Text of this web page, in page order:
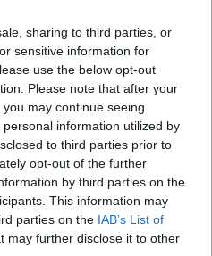
sharing to third parties, or
sensitive information for
use the below opt-out
Please note that after your
may continue seeing
information utilized by
to third parties prior to
opt-out of the further
by third parties on the
This information may
parties on the IAB’s List of
may further disclose it to other
sperimentare con diversi
di comunicazione.
le performance è
il marketing oggi è
rapido è la chiave per
metterti in gioco?
ottimizzazioni